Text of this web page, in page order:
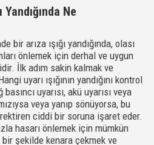
Ne
bir arıza ışığı yandığında, olası
önlemek için derhal ve uygun
İlk adım sakin kalmak ve
uyarı ışığının yandığını kontrol
uyarısı, akü uyarısı veya
veya yanıp sönüyorsa, bu
ciddi bir soruna işaret eder.
hasarı önlemek için mümkün
şekilde kenara çekmek ve